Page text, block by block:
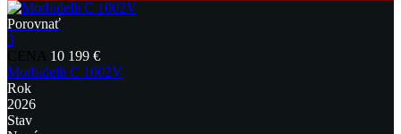
Porovnať
3
10 199 €
Morbidelli C 1002V
Rok
2026
Stav